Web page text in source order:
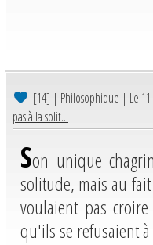
[14] | Philosophique | Le
pas à la solit...
Son unique
solitude, mais au
voulaient pas
qu'ils se refusaient